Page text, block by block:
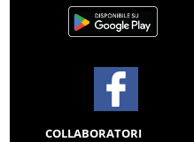
COLLABORATORI